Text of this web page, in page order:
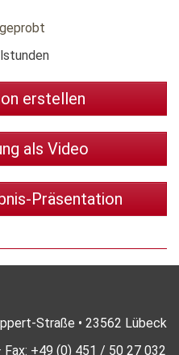
erstellen
als Video
Präsentation
Straße • 23562 Lübeck
+49 (0) 451 / 50 27 032